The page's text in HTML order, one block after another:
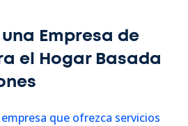
Empresa de
el Hogar Basada
empresa que ofrezca servicios